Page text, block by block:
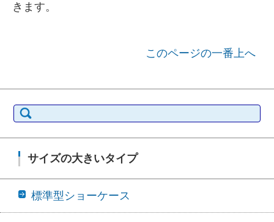
きます。
このページの一番上へ
検索:
サイズの大きいタイプ
標準型ショーケース